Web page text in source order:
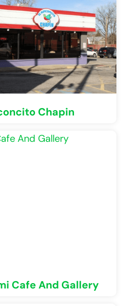
Chapin
Cafe And Gallery